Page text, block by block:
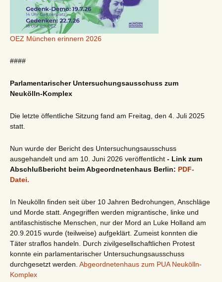
OEZ München erinnern 2026
####
Parlamentarischer Untersuchungsausschuss zum
Neukölln-Komplex
Die letzte öffentliche Sitzung fand am Freitag, den 4. Juli 2025
statt.
Nun wurde der Bericht des Untersuchungsausschuss
ausgehandelt und am 10. Juni 2026 veröffentlicht - Link zum
Abschlußbericht beim Abgeordnetenhaus Berlin: PDF-
Datei.
In Neukölln finden seit über 10 Jahren Bedrohungen, Anschläge
und Morde statt. Angegriffen werden migrantische, linke und
antifaschistische Menschen, nur der Mord an Luke Holland am
20.9.2015 wurde (teilweise) aufgeklärt. Zumeist konnten die
Täter straflos handeln. Durch zivilgesellschaftlichen Protest
konnte ein parlamentarischer Untersuchungsausschuss
durchgesetzt werden. Abgeordnetenhaus zum PUA Neukölln-
Komplex